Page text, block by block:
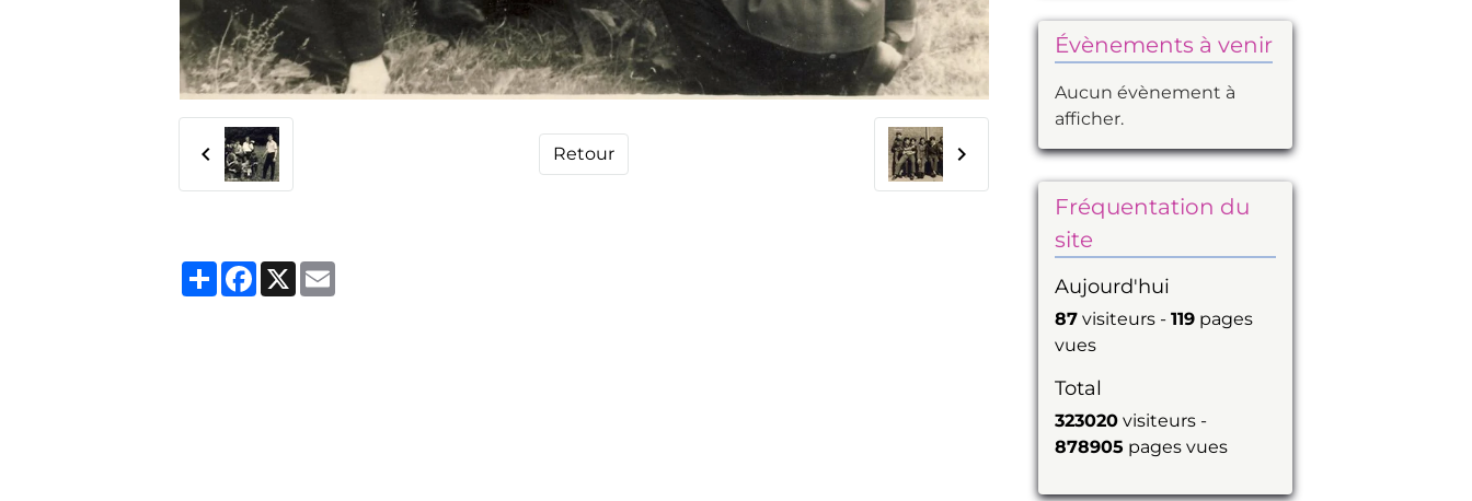
Retour
PartagerFacebook
X
Évènements à venir
Aucun évènement à
afficher.
Fréquentation du
site
Aujourd'hui
87 visiteurs -119 pages
vues
Total
323020 visiteurs -
878905 pages vues